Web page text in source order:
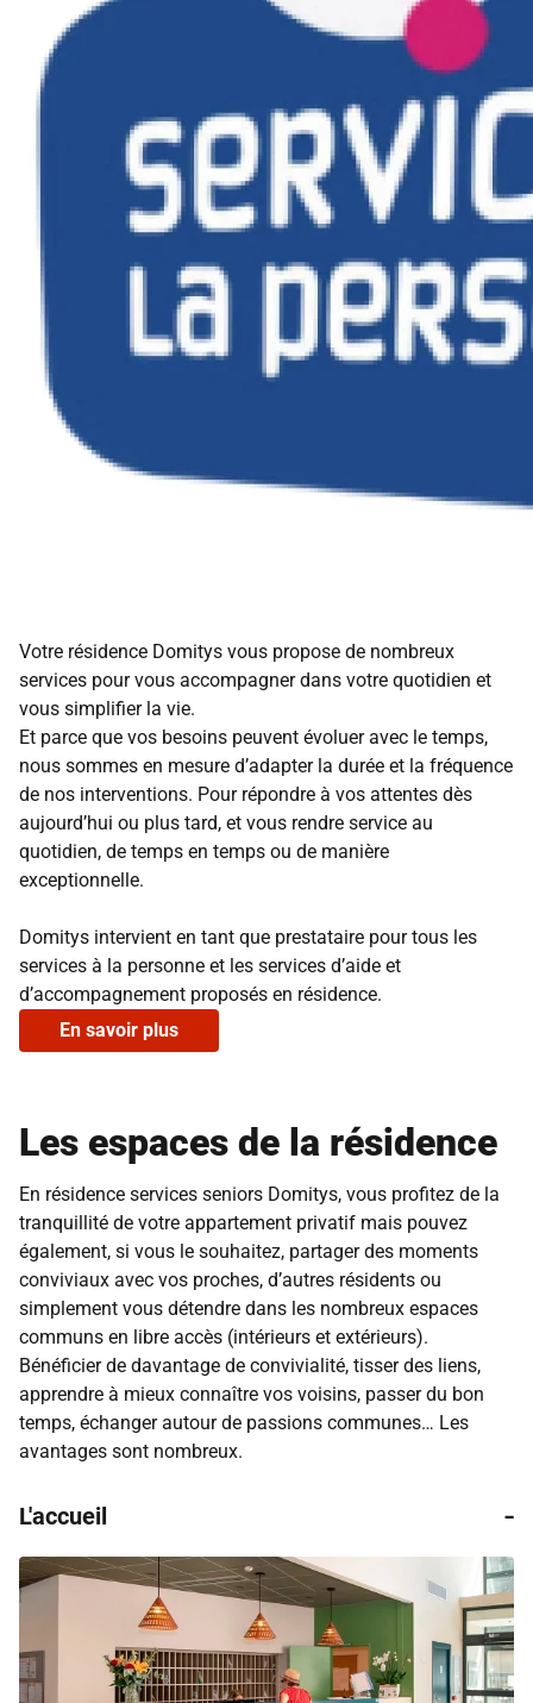
Votre résidence Domitys vous propose de nombreux
services pour vous accompagner dans votre quotidien et
vous simplifier la vie.
Et parce que vos besoins peuvent évoluer avec le temps,
nous sommes en mesure d’adapter la durée et la fréquence
de nos interventions. Pour répondre à vos attentes dès
aujourd’hui ou plus tard, et vous rendre service au
quotidien, de temps en temps ou de manière
exceptionnelle.
Domitys intervient en tant que prestataire pour tous les
services à la personne et les services d’aide et
d’accompagnement proposés en résidence.
En savoir plus
Les espaces de la résidence
En résidence services seniors Domitys, vous profitez de la
tranquillité de votre appartement privatif mais pouvez
également, si vous le souhaitez, partager des moments
conviviaux avec vos proches, d’autres résidents ou
simplement vous détendre dans les nombreux espaces
communs en libre accès (intérieurs et extérieurs).
Bénéficier de davantage de convivialité, tisser des liens,
apprendre à mieux connaître vos voisins, passer du bon
temps, échanger autour de passions communes… Les
avantages sont nombreux.
L'accueil -